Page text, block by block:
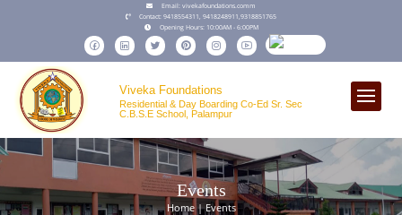
Email: vivekafoundations.comm
Contact: 9418554311, 9418248911,9318851765
Opening Hours: 10:00AM - 6:00PM
Viveka Foundations
Residential & Day Boarding Co-Ed Sr. Sec
C.B.S.E School, Palampur
Events
Home | Events